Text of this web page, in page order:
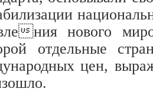
ния нового
отдельные
цен,